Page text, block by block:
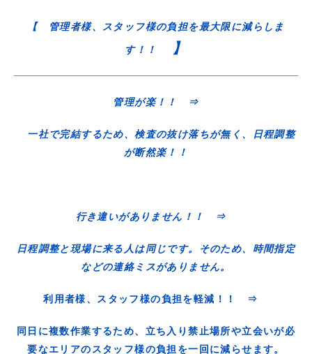
【 管理者様、スタッフ様の負担を最大限に減らしま
す！！ 】
管理が楽！！ ⇒
一社で完結するため、検査の抜け落ちが無く、日程調整
が断然楽！！
行き違いがありません！！ ⇒
日程調整と現場に来る人は同じです。そのため、時間指定
などの連絡ミスがありません。
利用者様、スタッフ様の負担を軽減！！ ⇒
同日に複数作業するため、立ち入り禁止場所や立会いが必
要なエリアのスタッフ様の負担を一回に減らせます。